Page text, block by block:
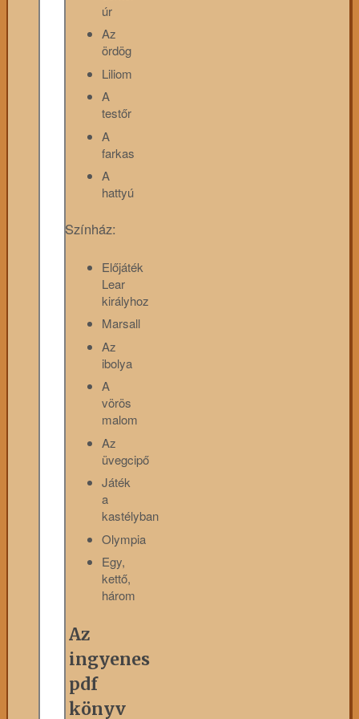
úr
Az
ördög
Liliom
A
testőr
A
farkas
A
hattyú
Színház:
Előjáték
Lear
királyhoz
Marsall
Az
ibolya
A
vörös
malom
Az
üvegcipő
Játék
a
kastélyban
Olympia
Egy,
kettő,
három
Az
ingyenes
pdf
könyv